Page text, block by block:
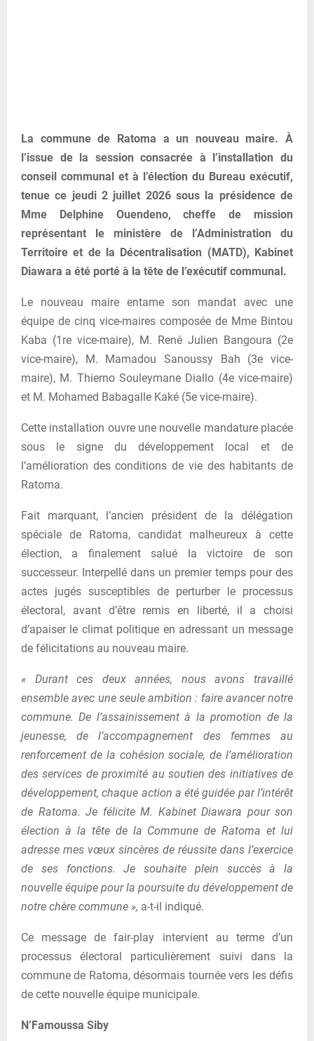
La commune de Ratoma a un nouveau maire. À
l’issue de la session consacrée à l’installation du
conseil communal et à l’élection du Bureau exécutif,
tenue ce jeudi 2 juillet 2026 sous la présidence de
Mme Delphine Ouendeno, cheffe de mission
représentant le ministère de l’Administration du
Territoire et de la Décentralisation (MATD), Kabinet
Diawara a été porté à la tête de l’exécutif communal.
Le nouveau maire entame son mandat avec une
équipe de cinq vice-maires composée de Mme Bintou
Kaba (1re vice-maire), M. René Julien Bangoura (2e
vice-maire), M. Mamadou Sanoussy Bah (3e vice-
maire), M. Thierno Souleymane Diallo (4e vice-maire)
et M. Mohamed Babagalle Kaké (5e vice-maire).
Cette installation ouvre une nouvelle mandature placée
sous le signe du développement local et de
l’amélioration des conditions de vie des habitants de
Ratoma.
Fait marquant, l’ancien président de la délégation
spéciale de Ratoma, candidat malheureux à cette
élection, a finalement salué la victoire de son
successeur. Interpellé dans un premier temps pour des
actes jugés susceptibles de perturber le processus
électoral, avant d’être remis en liberté, il a choisi
d’apaiser le climat politique en adressant un message
de félicitations au nouveau maire.
« Durant ces deux années, nous avons travaillé
ensemble avec une seule ambition : faire avancer notre
commune. De l’assainissement à la promotion de la
jeunesse, de l’accompagnement des femmes au
renforcement de la cohésion sociale, de l’amélioration
des services de proximité au soutien des initiatives de
développement, chaque action a été guidée par l’intérêt
de Ratoma. Je félicite M. Kabinet Diawara pour son
élection à la tête de la Commune de Ratoma et lui
adresse mes vœux sincères de réussite dans l’exercice
de ses fonctions. Je souhaite plein succès à la
nouvelle équipe pour la poursuite du développement de
notre chère commune », a-t-il indiqué.
Ce message de fair-play intervient au terme d’un
processus électoral particulièrement suivi dans la
commune de Ratoma, désormais tournée vers les défis
de cette nouvelle équipe municipale.
N’Famoussa Siby